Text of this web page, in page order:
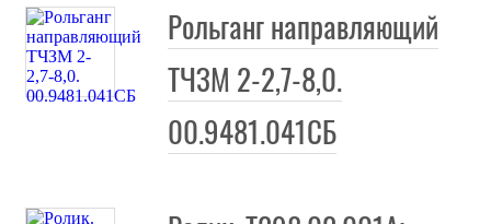
Рольганг направляющий
ТЧЗМ 2-2,7-8,0.
00.9481.041СБ